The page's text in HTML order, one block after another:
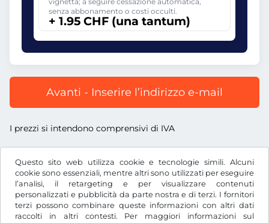
Questo sito web utilizza cookie e tecnologie simili. Alcuni
cookie sono essenziali, mentre altri sono utilizzati per eseguire
l’analisi, il retargeting e per visualizzare contenuti
personalizzati e pubblicità da parte nostra e di terzi. I fornitori
terzi possono combinare queste informazioni con altri dati
raccolti in altri contesti. Per maggiori informazioni sul
senza abbonamento o costi occulti.
+ 1.95 CHF (una tantum)
Avanti - Inserire l’indirizzo e-mail
I prezzi si intendono comprensivi di IVA
CHF